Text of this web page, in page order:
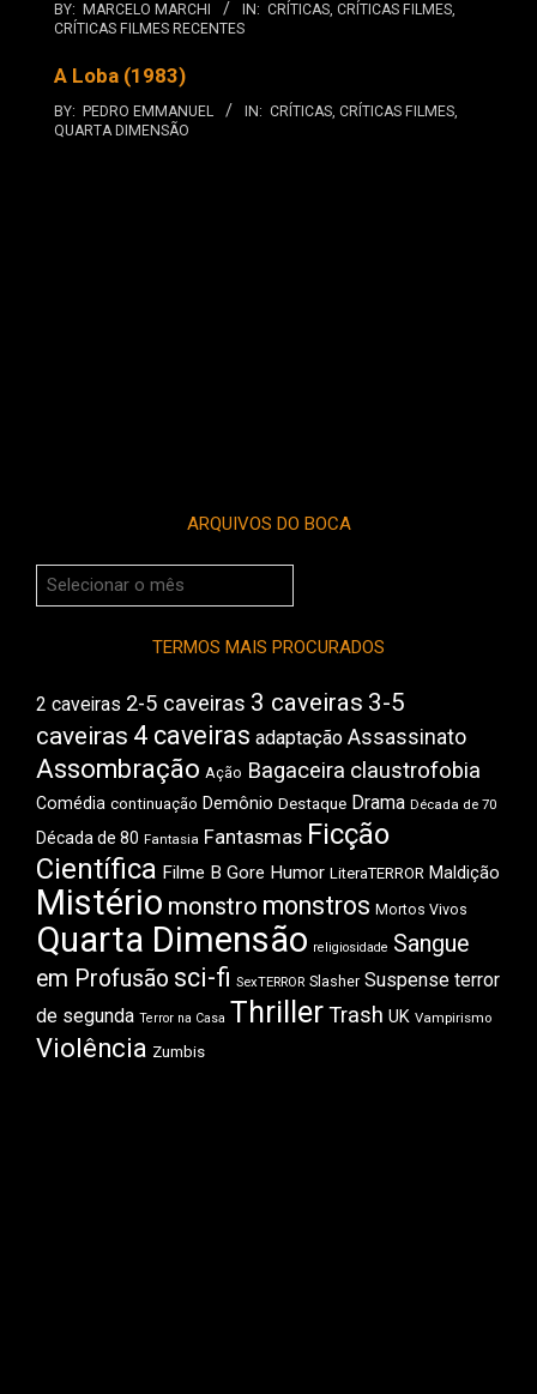
BY: MARCELO MARCHI IN: CRÍTICAS, CRÍTICAS FILMES,
CRÍTICAS FILMES RECENTES
A Loba (1983)
BY: PEDRO EMMANUEL IN: CRÍTICAS, CRÍTICAS FILMES,
QUARTA DIMENSÃO
ARQUIVOS DO BOCA
Arquivos
do
TERMOS MAIS PROCURADOS
2 caveiras 2-5 caveiras 3 caveiras 3-5
caveiras 4 caveiras adaptação Assassinato
Assombração Ação Bagaceira claustrofobia
Comédia continuação Demônio Destaque Drama Década de 70
Década de 80 Fantasia Fantasmas Ficção
Científica Filme B Gore Humor LiteraTERROR Maldição
Mistério monstro monstros Mortos Vivos
Quarta Dimensão religiosidade Sangue
em Profusão sci-fi SexTERROR Slasher Suspense terror
de segunda Terror na Casa ThrillerTrash UK Vampirismo
Violência Zumbis